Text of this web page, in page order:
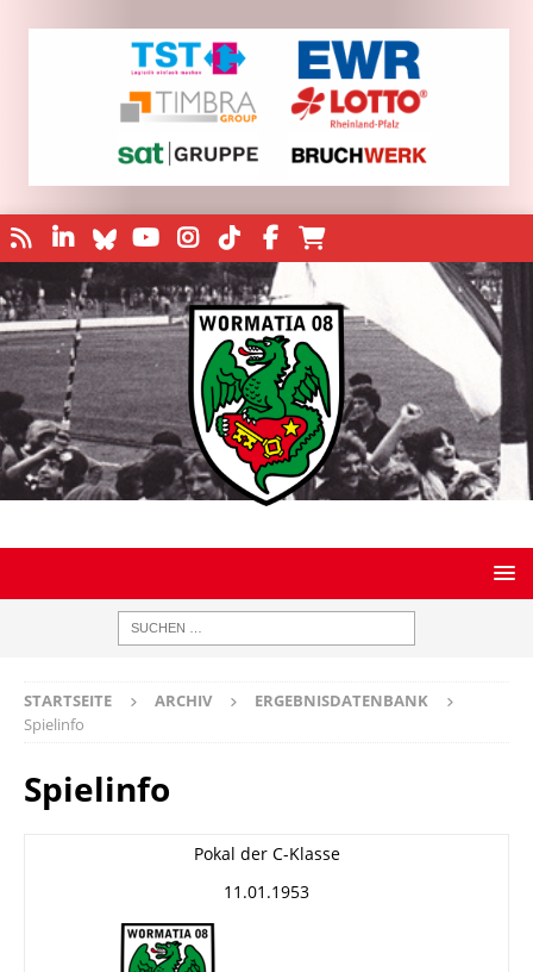
STARTSEITE ARCHIV
ERGEBNISDATENBANK
Spielinfo
Spielinfo
Pokal der C-Klasse
11.01.1953